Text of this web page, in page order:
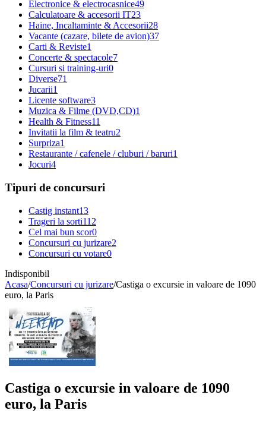
Electronice & electrocasnice49
Calculatoare & accesorii IT23
Haine, Incaltaminte & Accesorii28
Vacante (cazare, bilete de avion)37
Carti & Reviste1
Concerte & spectacole7
Cursuri si training-uri0
Diverse71
Jucarii1
Licente software3
Muzica & Filme (DVD,CD)1
Health & Fitness11
Invitatii la film & teatru2
Surpriza1
Restaurante / cafenele / cluburi / baruri1
Jocuri4
Tipuri de concursuri
Castig instant13
Trageri la sorti112
Cel mai bun scor0
Concursuri cu jurizare2
Concursuri cu votare0
Indisponibil
Acasa/Concursuri cu jurizare/Castiga o excursie in valoare de 1090
euro, la Paris
Castiga o excursie in valoare de 1090
euro, la Paris